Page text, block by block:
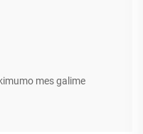
mes galime